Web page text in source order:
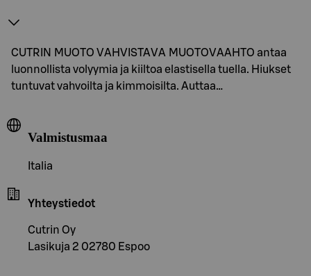
CUTRIN MUOTO VAHVISTAVA MUOTOVAAHTO antaa
luonnollista volyymia ja kiiltoa elastisella tuella. Hiukset
tuntuvat vahvoilta ja kimmoisilta. Auttaa…
Valmistusmaa
Italia
Yhteystiedot
Cutrin Oy
Lasikuja 2 02780 Espoo